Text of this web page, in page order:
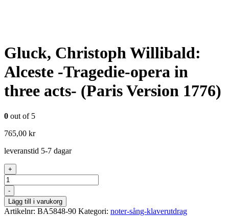
Gluck, Christoph Willibald:
Alceste -Tragedie-opera in
three acts- (Paris Version 1776)
0 out of 5
765,00 kr
leveranstid 5-7 dagar
+
Antal
-
Lägg till i varukorg
Artikelnr: BA5848-90 Kategori: noter-sång-klaverutdrag